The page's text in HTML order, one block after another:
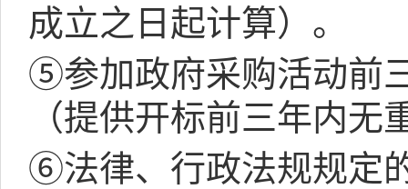
成立之日起计算）。
⑤参加政府采购活动前
（提供开标前三年内
⑥法律、行政法规规定